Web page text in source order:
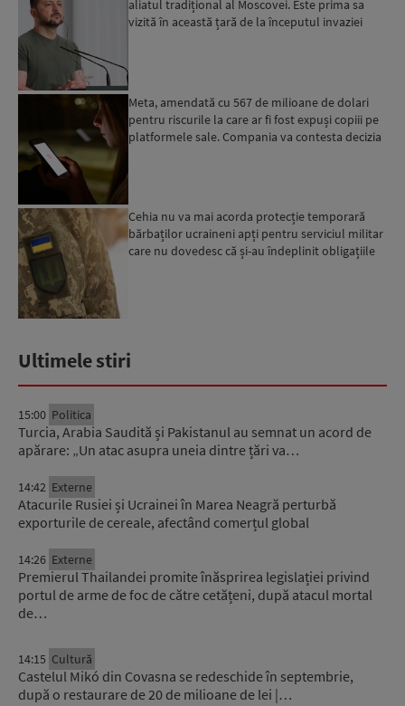
aliatul tradițional al Moscovei. Este prima sa
vizită în această țară de la începutul invaziei
Meta, amendată cu 567 de milioane de dolari
pentru riscurile la care ar fi fost expuși copiii pe
platformele sale. Compania va contesta decizia
Cehia nu va mai acorda protecție temporară
bărbaților ucraineni apți pentru serviciul militar
care nu dovedesc că și-au îndeplinit obligațiile
Ultimele stiri
15:00 Politica
Turcia, Arabia Saudită și Pakistanul au semnat un acord de
apărare: „Un atac asupra uneia dintre țări va…
14:42 Externe
Atacurile Rusiei și Ucrainei în Marea Neagră perturbă
exporturile de cereale, afectând comerțul global
14:26 Externe
Premierul Thailandei promite înăsprirea legislației privind
portul de arme de foc de către cetățeni, după atacul mortal
de…
14:15 Cultură
Castelul Mikó din Covasna se redeschide în septembrie,
după o restaurare de 20 de milioane de lei |…